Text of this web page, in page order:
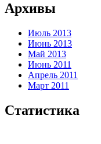
Архивы
Июль 2013
Июнь 2013
Май 2013
Июнь 2011
Апрель 2011
Март 2011
Статистика